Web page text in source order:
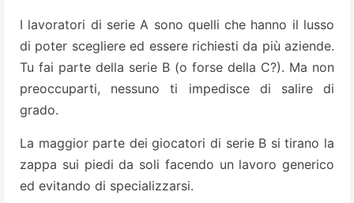
I lavoratori di serie A sono quelli che hanno il lusso
di poter scegliere ed essere richiesti da più aziende.
Tu fai parte della serie B (o forse della C?). Ma non
preoccuparti, nessuno ti impedisce di salire di
grado.
La maggior parte dei giocatori di serie B si tirano la
zappa sui piedi da soli facendo un lavoro generico
ed evitando di specializzarsi.